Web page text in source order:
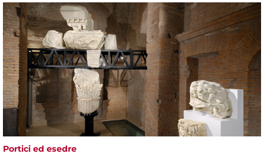
Portici ed esedre